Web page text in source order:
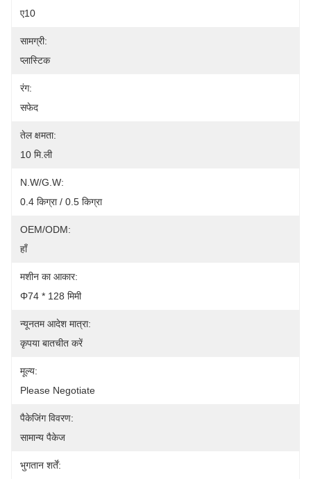
ए10
सामग्री:
प्लास्टिक
रंग:
सफेद
तेल क्षमता:
10 मि.ली
N.W/G.W:
0.4 किग्रा / 0.5 किग्रा
OEM/ODM:
हाँ
मशीन का आकार:
Φ74 * 128 मिमी
न्यूनतम आदेश मात्रा:
कृपया बातचीत करें
मूल्य:
Please Negotiate
पैकेजिंग विवरण:
सामान्य पैकेज
भुगतान शर्तें: